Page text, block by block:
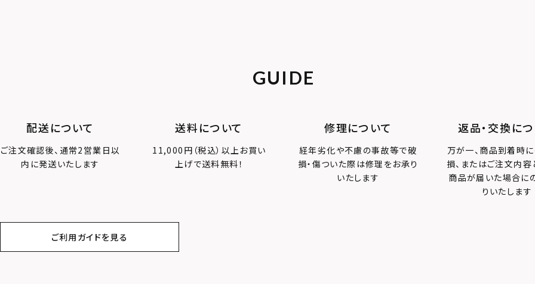
GUIDE
配送について
ご注文確認後、通常2営業日以
内に発送いたします
送料について
11,000円（税込）以上お買い
上げで送料無料！
修理について
経年劣化や不慮の事故等で破
損・傷ついた際は修理をお承り
いたします
返品・交換に
万が一、商品到着時
損、またはご注文内
商品が届いた場合に
りいたします
ご利用ガイドを見る